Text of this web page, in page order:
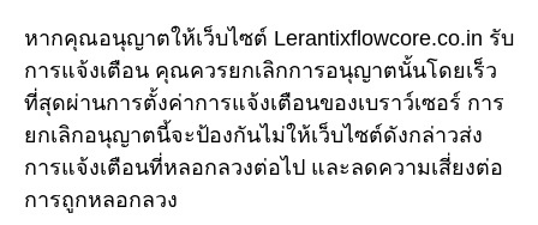
หากคุณอนุญาตให้เว็บไซต์ Lerantixflowcore.co.in รับ
การแจ้งเตือน คุณควรยกเลิกการอนุญาตนั้นโดยเร็ว
ที่สุดผ่านการตั้งค่าการแจ้งเตือนของเบราว์เซอร์ การ
ยกเลิกอนุญาตนี้จะป้องกันไม่ให้เว็บไซต์ดังกล่าวส่ง
การแจ้งเตือนที่หลอกลวงต่อไป และลดความเสี่ยงต่อ
การถูกหลอกลวง